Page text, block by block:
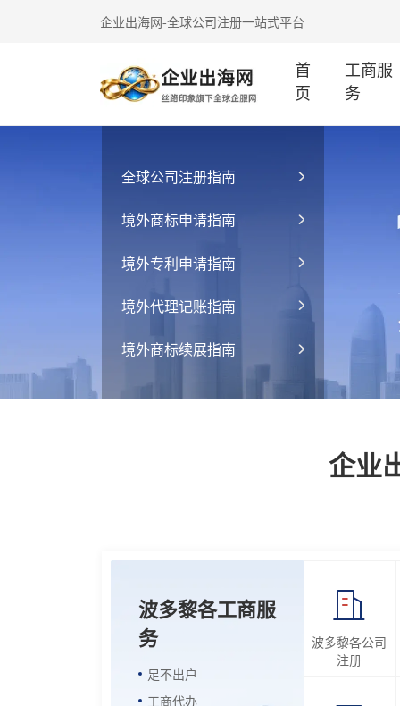
企业出海网-全球公司注册一站式平台
首
页
工商服
务
全球公司注册指南
境外商标申请指南
境外专利申请指南
境外代理记账指南
境外商标续展指南
企业
波多黎各工商服
务
足不出户
工商代办
波多黎各公司
注册